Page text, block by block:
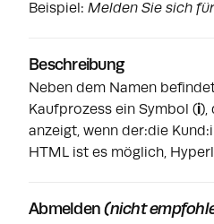
Beispiel: Melden Sie sich
Beschreibung
Neben dem Namen
Kaufprozess ein Symbol (i),
anzeigt, wenn der:die
HTML ist es möglich,
Abmelden(nicht